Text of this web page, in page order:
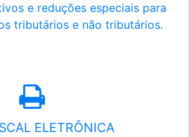
e reduções especiais para
tributários e não tributários.
ELETRÔNICA